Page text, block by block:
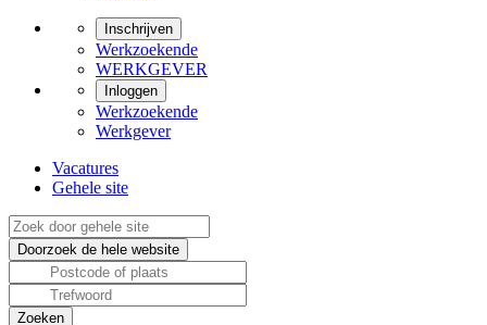
Inschrijven
Werkzoekende
WERKGEVER
Inloggen
Werkzoekende
Werkgever
Vacatures
Gehele site